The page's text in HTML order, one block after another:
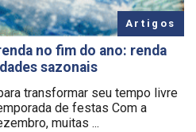
Artigos
no fim do ano: renda
sazonais
transformar seu tempo livre
de festas Com a
muitas ...